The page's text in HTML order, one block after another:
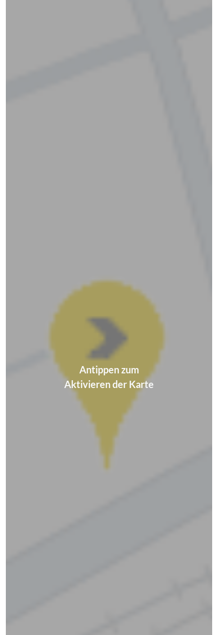
Antippen zum
Aktivieren der Karte